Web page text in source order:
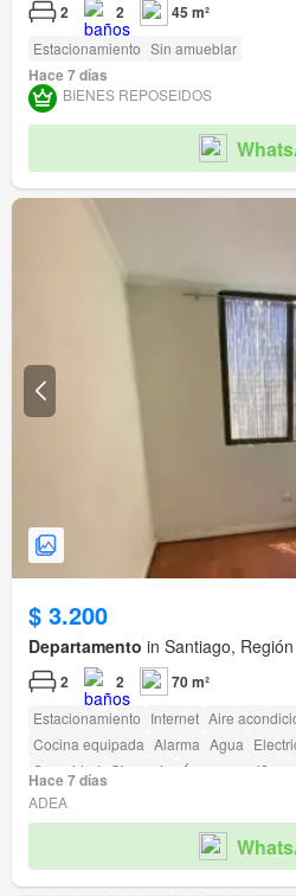
2 2 45 m²
Estacionamiento Sin amueblar
Hace 7 días
BIENES REPOSEIDOS
$ 3.200
Departamento in Santiago,
2 2 70 m²
Estacionamiento Internet Aire
Cocina equipada Alarma Agua
Seguridad
Gimnasio Área para niños
Acceso para personas con discapacidad
Hace 7 días
ADEA